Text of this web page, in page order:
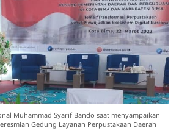
Muhammad Syarif Bando saat menyampaikan
Gedung Layanan Perpustakaan Daerah